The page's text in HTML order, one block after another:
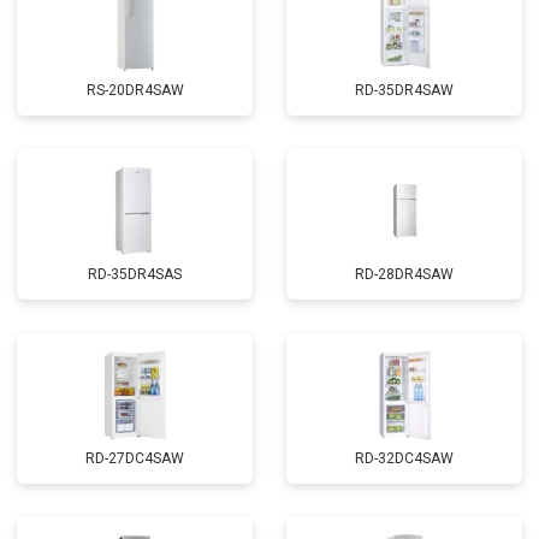
RS-20DR4SAW RD-35DR4SAW
RD-35DR4SAS RD-28DR4SAW
RD-27DC4SAW RD-32DC4SAW